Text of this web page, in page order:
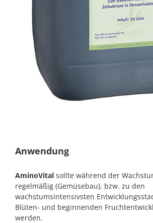
Anwendung
AminoVitalsollte während der
regelmäßig (Gemüsebau), bzw. zu den
wachstumsintensivsten
Blüten- und beginnenden
werden.